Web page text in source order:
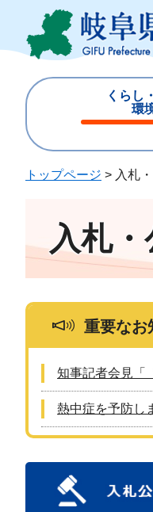
ジ
ュ
くらし
環
じ
トップページ > 入札
入札
重要なお
知事記者会見「
熱中症を予防し